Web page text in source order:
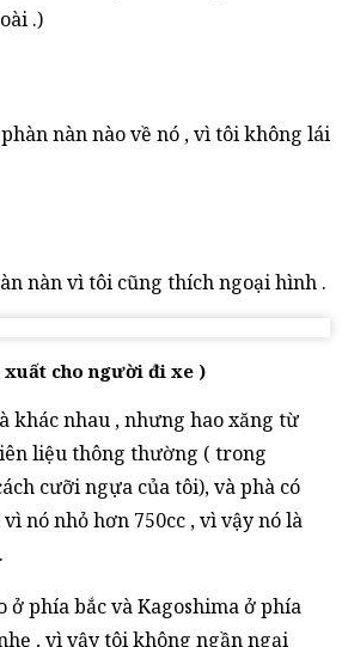
.)
nàn nào về nó , vì tôi không lái
nàn vì tôi cũng thích ngoại hình .
cho người đi xe )
khác nhau , nhưng hao xăng từ
liệu thông thường ( trong
cưỡi ngựa của tôi), và phà có
nó nhỏ hơn 750cc , vì vậy nó là
ở phía bắc và Kagoshima ở phía
, vì vậy tôi không ngần ngại